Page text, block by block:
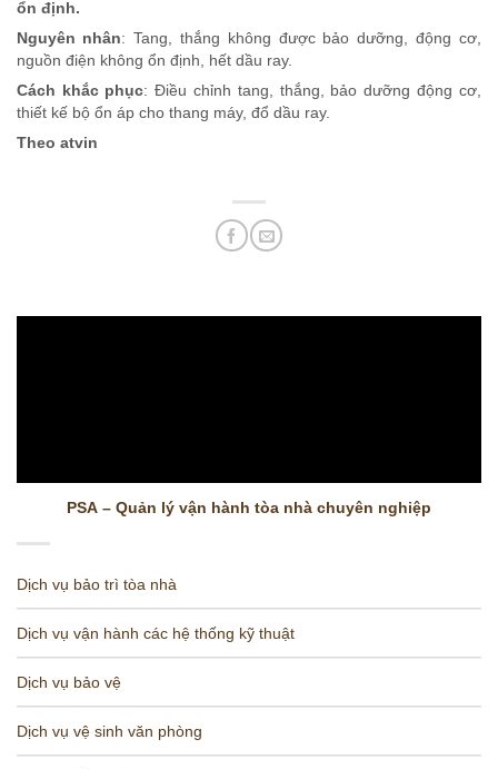
ổn định.
Nguyên nhân: Tang, thắng không được bảo dưỡng, động cơ,
nguồn điện không ổn định, hết dầu ray.
Cách khắc phục: Điều chỉnh tang, thắng, bảo dưỡng động cơ,
thiết kế bộ ổn áp cho thang máy, đổ dầu ray.
Theo atvin
PSA – Quản lý vận hành tòa nhà chuyên nghiệp
Dịch vụ bảo trì tòa nhà
Dịch vụ vận hành các hệ thống kỹ thuật
Dịch vụ bảo vệ
Dịch vụ vệ sinh văn phòng